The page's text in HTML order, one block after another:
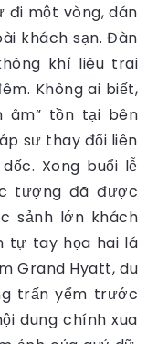
đi một vòng, dán
khách sạn. Đàn
khí liêu trai
Không ai biết,
âm” tồn tại bên
sư thay đổi liên
Xong buổi lễ
tượng đã được
sảnh lớn khách
tự tay họa hai lá
Grand Hyatt, du
trấn yểm trước
dung chính xua